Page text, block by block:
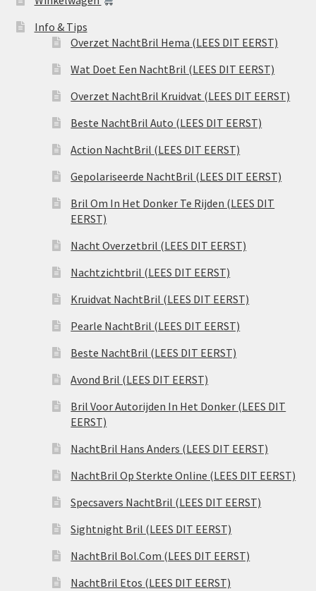
Info & Tips
Overzet NachtBril Hema (LEES DIT EERST)
Wat Doet Een NachtBril (LEES DIT EERST)
Overzet NachtBril Kruidvat (LEES DIT EERST)
Beste NachtBril Auto (LEES DIT EERST)
Action NachtBril (LEES DIT EERST)
Gepolariseerde NachtBril (LEES DIT EERST)
Bril Om In Het Donker Te Rijden (LEES DIT
EERST)
Nacht Overzetbril (LEES DIT EERST)
Nachtzichtbril (LEES DIT EERST)
Kruidvat NachtBril (LEES DIT EERST)
Pearle NachtBril (LEES DIT EERST)
Beste NachtBril (LEES DIT EERST)
Avond Bril (LEES DIT EERST)
Bril Voor Autorijden In Het Donker (LEES DIT
EERST)
NachtBril Hans Anders (LEES DIT EERST)
NachtBril Op Sterkte Online (LEES DIT EERST)
Specsavers NachtBril (LEES DIT EERST)
Sightnight Bril (LEES DIT EERST)
NachtBril Bol.Com (LEES DIT EERST)
NachtBril Etos (LEES DIT EERST)